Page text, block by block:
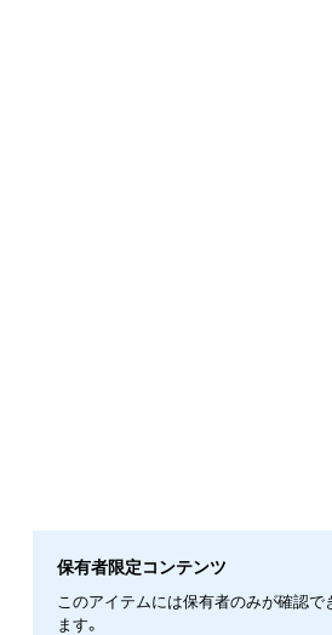
保有者限定コンテンツ
このアイテムには保有者のみが確認で
ます。